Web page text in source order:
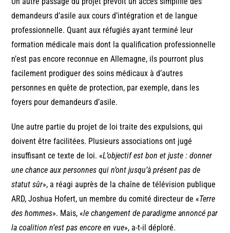
demandeurs d’asile aux cours d’intégration et de langue
professionnelle. Quant aux réfugiés ayant terminé leur
formation médicale mais dont la qualification professionnelle
n’est pas encore reconnue en Allemagne, ils pourront plus
facilement prodiguer des soins médicaux à d’autres
personnes en quête de protection, par exemple, dans les
foyers pour demandeurs d’asile.
Une autre partie du projet de loi traite des expulsions, qui
doivent être facilitées. Plusieurs associations ont jugé
insuffisant ce texte de loi. «L’objectif est bon et juste : donner
une chance aux personnes qui n’ont jusqu’à présent pas de
statut sûr», a réagi auprès de la chaîne de télévision publique
ARD, Joshua Hofert, un membre du comité directeur de «Terre
des hommes». Mais, «le changement de paradigme annoncé par
la coalition n’est pas encore en vue», a-t-il déploré.